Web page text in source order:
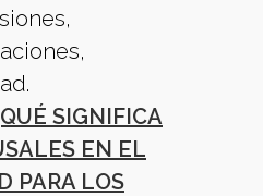
SIGNIFICA
EN EL
PARA LOS